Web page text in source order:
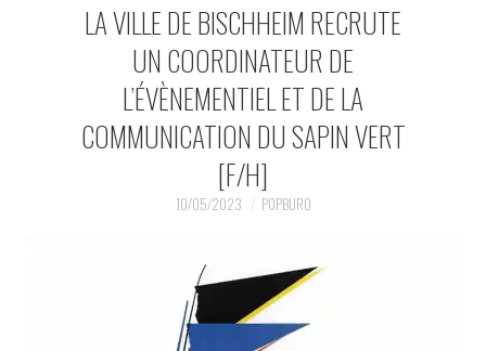
MUSIQUESACTUELLES.NET
GABBA GABBA HEY !
LES LABELS
LA VILLE DE BISCHHEIM RECRUTE
UN COORDINATEUR DE
L’ÉVÈNEMENTIEL ET DE LA
COMMUNICATION DU SAPIN VERT
[F/H]
10/05/2023 POPBURO